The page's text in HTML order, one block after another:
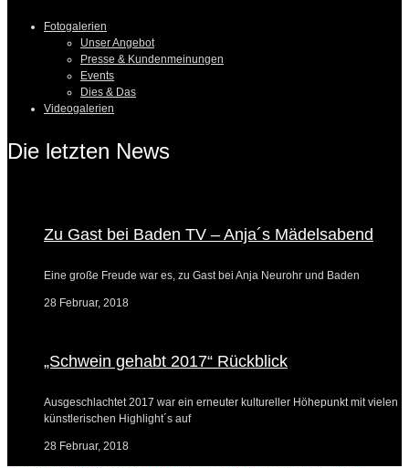
Fotogalerien
Unser Angebot
Presse & Kundenmeinungen
Events
Dies & Das
Videogalerien
Die letzten News
Zu Gast bei Baden TV – Anja´s Mädelsabend
Eine große Freude war es, zu Gast bei Anja Neurohr und Baden
28 Februar, 2018
„Schwein gehabt 2017“ Rückblick
Ausgeschlachtet 2017 war ein erneuter kultureller Höhepunkt mit vielen
künstlerischen Highlight´s auf
28 Februar, 2018